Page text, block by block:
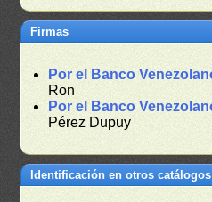
Firmas
Por el Banco
Ron
Por el Banco
Pérez Dupuy
Identificación en otros catálogos